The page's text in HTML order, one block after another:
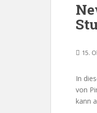
15.
In
von
kann